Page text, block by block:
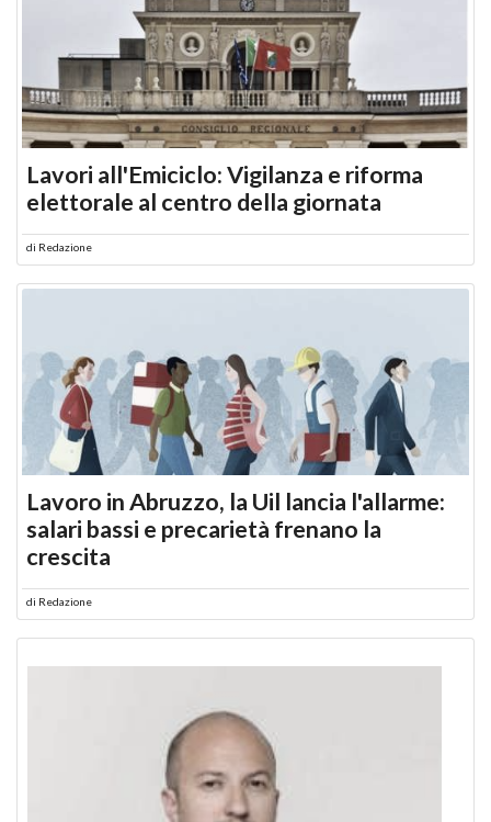
Lavori all'Emiciclo: Vigilanza e riforma
elettorale al centro della giornata
di Redazione
Lavoro in Abruzzo, la Uil lancia l'allarme:
salari bassi e precarietà frenano la
crescita
di Redazione